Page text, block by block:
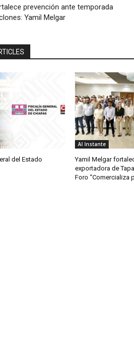
prevención ante temporada
Yamil Melgar
del Estado
Al Instante
Yamil Melgar
exportadora de
Foro “Comercializa